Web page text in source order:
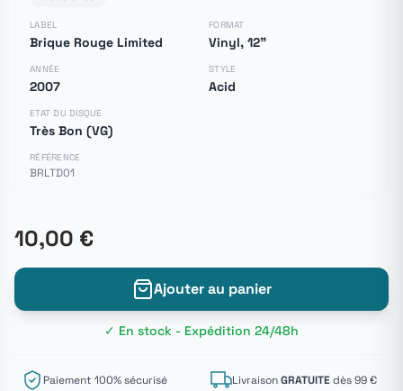
LABEL
Brique Rouge Limited
FORMAT
Vinyl, 12"
ANNÉE
2007
STYLE
Acid
ETAT DU DISQUE
Très Bon (VG)
RÉFÉRENCE
BRLTD01
10,00 €
Ajouter au panier
✓ En stock - Expédition 24/48h
Paiement 100% sécurisé LivraisonGRATUITEdès 99 €